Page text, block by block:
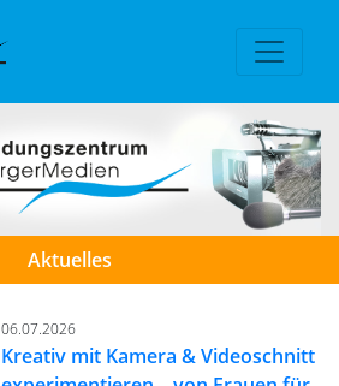
Aktuelles
06.07.2026
Kreativ mit Kamera & Videoschnitt